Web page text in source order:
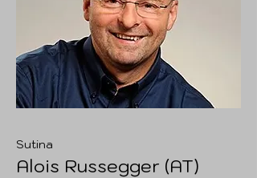
Sutina
Alois Russegger (AT)